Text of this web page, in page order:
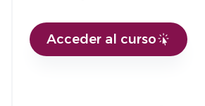
Acceder al curso